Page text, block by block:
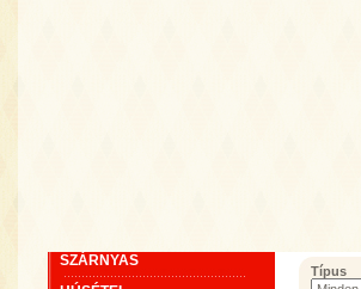
SZÁRNYAS
Típus